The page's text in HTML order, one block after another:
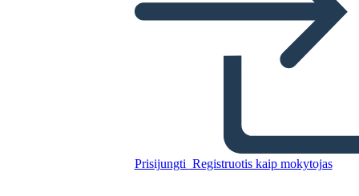
Prisijungti Registruotis kaip mokytojas
האודיסאה Heroic מסע